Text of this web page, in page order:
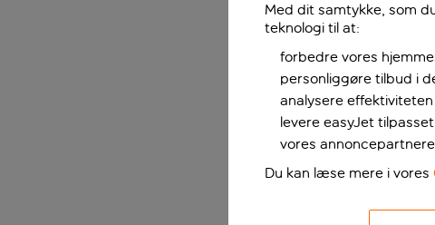
Med dit samtykke, som
teknologi til at:
forbedre vores
personliggøre tilbud i
analysere
levere easyJet
vores
Du kan læse mere i vores